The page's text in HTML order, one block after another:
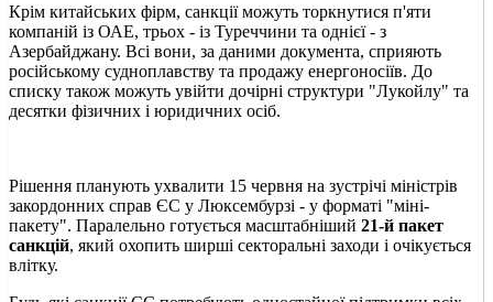
Крім китайських фірм, санкції можуть торкнутися п'яти
компаній із ОАЕ, трьох - із Туреччини та однієї - з
Азербайджану. Всі вони, за даними документа, сприяють
російському судноплавству та продажу енергоносіїв. До
списку також можуть увійти дочірні структури "Лукойлу" та
десятки фізичних і юридичних осіб.
Рішення планують ухвалити 15 червня на зустрічі міністрів
закордонних справ ЄС у Люксембурзі - у форматі "міні-
пакету". Паралельно готується масштабніший 21-й пакет
санкцій, який охопить ширші секторальні заходи і очікується
влітку.